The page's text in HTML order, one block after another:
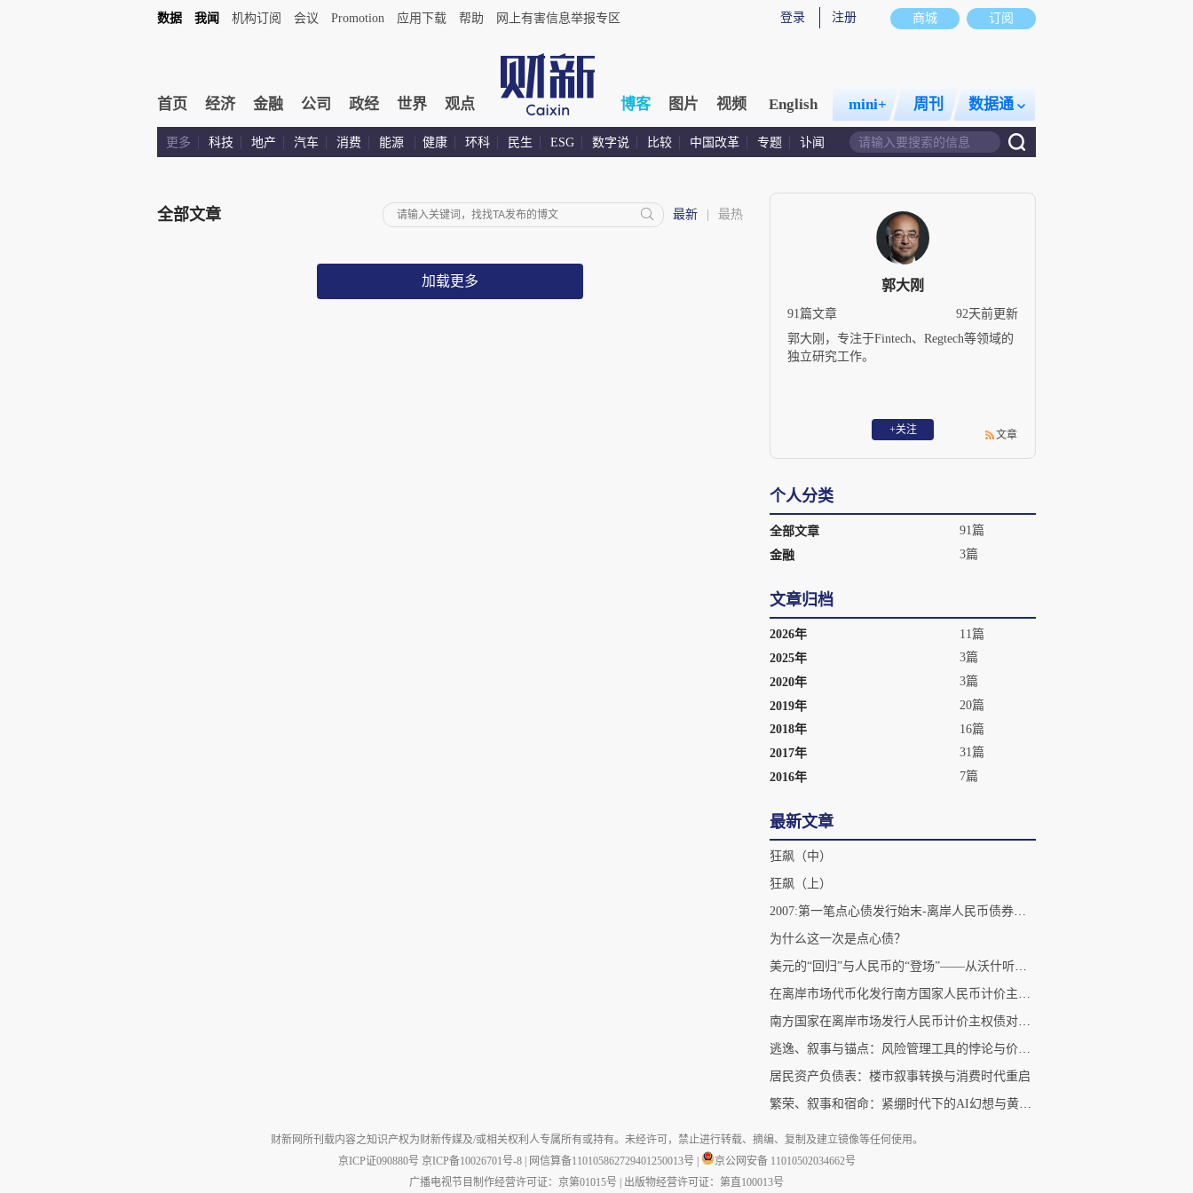
商城 订阅
登录 注册
数据 我闻 机构订阅 会议 Promotion 应用下载 帮助 网上有害信息举报专区
首页 经济 金融 公司 政经 世界 观点 博客 图片 视频 English mini+ 周刊 数据通
更多 科技 地产 汽车 消费 能源 健康 环科 民生 ESG 数字说 比较 中国改革 专题 讣闻
全部文章 最新 最热
加载更多 郭大刚
91篇文章
92天前更新
郭大刚，专注于Fintech、Regtech等领域的
独立研究工作。
+关注 文章
个人分类
全部文章
91篇
金融
3篇
文章归档
2026年
11篇
2025年
3篇
2020年
3篇
2019年
20篇
2018年
16篇
2017年
31篇
2016年
7篇
最新文章
狂飙（中）
狂飙（上）
2007:第一笔点心债发行始末-离岸人民币债券市场诞生札记
为什么这一次是点心债？
美元的“回归”与人民币的“登场”——从沃什听证会看点心债市场变局
在离岸市场代币化发行南方国家人民币计价主权债（点心债）助力南方国家经济可持续发展（精简版）
南方国家在离岸市场发行人民币计价主权债对于人民币国际化的影响
逃逸、叙事与锚点：风险管理工具的悖论与价值重估
居民资产负债表：楼市叙事转换与消费时代重启
繁荣、叙事和宿命：紧绷时代下的AI幻想与黄金现实
财新网所刊载内容之知识产权为财新传媒及/或相关权利人专属所有或持有。未经许可，禁止进行转载、摘编、复制及建立镜像等任何使用。
京ICP证090880号 京ICP备10026701号-8 网信算备110105862729401250013号
京公网安备 11010502034662号
广播电视节目制作经营许可证：京第01015号
出版物经营许可证：第直100013号